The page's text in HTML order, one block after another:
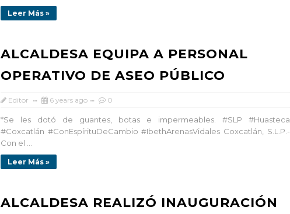
Leer Más »
ALCALDESA EQUIPA A PERSONAL
OPERATIVO DE ASEO PÚBLICO
Editor 6 years ago 0
*Se les dotó de guantes, botas e impermeables. #SLP #Huasteca
#Coxcatlán #ConEspírituDeCambio #IbethArenasVidales Coxcatlán, S.L.P.-
Con el ...
Leer Más »
ALCALDESA REALIZÓ INAUGURACIÓN